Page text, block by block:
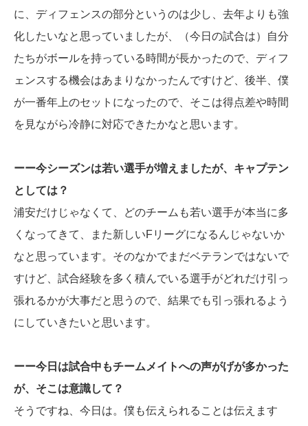
に、ディフェンスの部分というのは少し、去年よりも強
化したいなと思っていましたが、（今日の試合は）自分
たちがボールを持っている時間が長かったので、ディフ
ェンスする機会はあまりなかったんですけど、後半、僕
が一番年上のセットになったので、そこは得点差や時間
を 見ながら冷静に対応できたかなと思います。
ーー今シーズンは若い選手が増えましたが、キャプテン
としては？
浦安だけじゃなくて、どのチームも若い選手が本当に多
くなってきて、また新しいFリーグになるんじゃないか
なと思っています。そのなかでまだベテランではないで
すけど、試合経験を多く積んでいる選手がどれだけ引っ
張れるかが大事だと思うので、結果でも引っ張れるよう
にしていきたいと思います。
ーー今日は試合中もチームメイトへの声がげが多かった
が、そこは意識して？
そうですね、今日は。僕も伝えられることは伝えます